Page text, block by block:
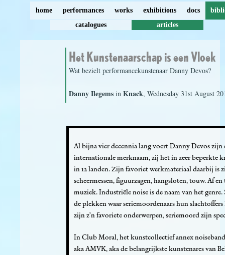
home performances works exhibitions docs
catalogues
articles
Het Kunstenaarschap is een Vloek
Wat bezielt performancekunstenaar Danny Devos?
Danny Ilegems in Knack, Wednesday 31st August
Al bijna vier decennia lang voert Danny Devos zijn
internationale merknaam, zij het in zeer beperkte
in 12 landen. Zijn favoriet werkmateriaal daarbij is
scheermessen, figuurzagen, hangsloten, touw. Af
muziek. Industriële noise is de naam van het
de plekken waar seriemoordenaars hun
zijn z’n favoriete onderwerpen, seriemoord zijn
In Club Moral, het kunstcollectief annex
aka AMVK, aka de belangrijkste kunstenares van